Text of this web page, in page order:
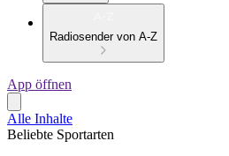
Radiosender von A-Z
App öffnen
Alle Inhalte
Beliebte Sportarten